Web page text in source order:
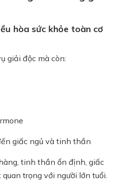
hòa sức khỏe toàn cơ
giải độc mà còn:
giấc ngủ và tinh thần
tinh thần ổn định, giấc
trọng với người lớn tuổi.